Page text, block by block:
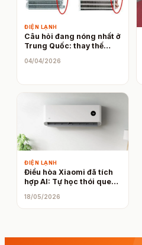
ĐIỆN LẠNH
Câu hỏi đang nóng nhất ở
Trung Quốc: thay thế
điều hòa là nâng cấp hay
04/04/2026
ĐIỆN LẠNH
Điều hòa Xiaomi đã tích
hợp AI: Tự học thói quen
để tối ưu điện năng
18/05/2026